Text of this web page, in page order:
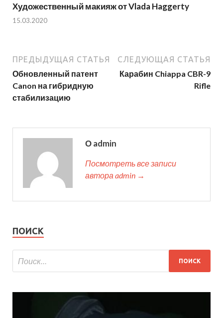
Художественный макияж от Vlada Haggerty
15.03.2020
ПРЕДЫДУЩАЯ СТАТЬЯ
Обновленный патент
Canon на гибридную
стабилизацию
СЛЕДУЮЩАЯ СТАТЬЯ
Карабин Chiappa CBR-9
Rifle
О admin
Посмотреть все записи
автора admin →
ПОИСК